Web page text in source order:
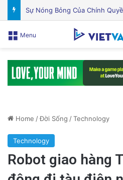
Menu
Home /Đời Sống /Technology
Technology
Robot giao hàng